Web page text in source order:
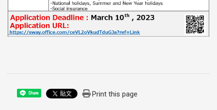
Share Print this page